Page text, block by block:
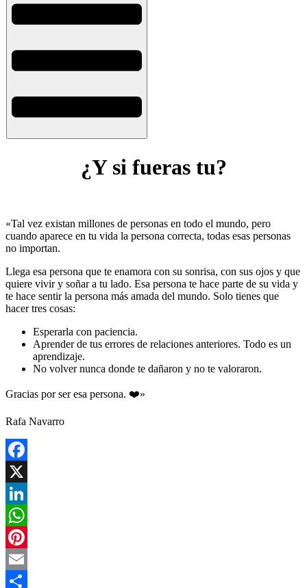
¿Y si fueras tu?
«Tal vez existan millones de personas en todo el mundo, pero
cuando aparece en tu vida la persona correcta, todas esas personas
no importan.
Llega esa persona que te enamora con su sonrisa, con sus ojos y que
quiere vivir y soñar a tu lado. Esa persona te hace parte de su vida y
te hace sentir la persona más amada del mundo. Solo tienes que
hacer tres cosas:
Esperarla con paciencia.
Aprender de tus errores de relaciones anteriores. Todo es un
aprendizaje.
No volver nunca donde te dañaron y no te valoraron.
Gracias por ser esa persona. ❤️»
Rafa Navarro
Facebook
X
LinkedIn
WhatsApp
Pinterest
Email